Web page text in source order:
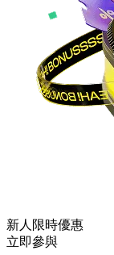
新人限時優惠
立即參與